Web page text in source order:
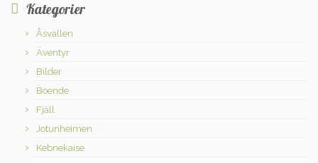
Kategorier
Åsvallen
Äventyr
Bilder
Boende
Fjäll
Jotunheimen
Kebnekaise